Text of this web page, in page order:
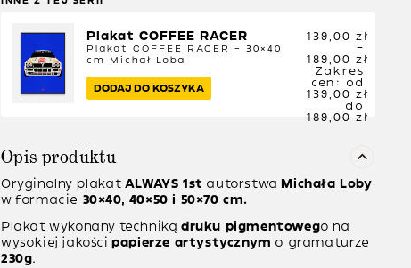
Plakat COFFEE RACER
Plakat COFFEE RACER – 30×40
cm Michał Loba
139,00 zł
–
189,00 zł
Zakres
cen: od
139,00 zł
do
189,00 zł
DODAJ DO KOSZYKA
Opis produktu
Oryginalny plakat ALWAYS 1st autorstwa Michała Loby
w formacie 30×40, 40×50 i 50×70 cm.
Plakat wykonany techniką druku pigmentowego na
wysokiej jakościpapierze artystycznym o gramaturze
230g.